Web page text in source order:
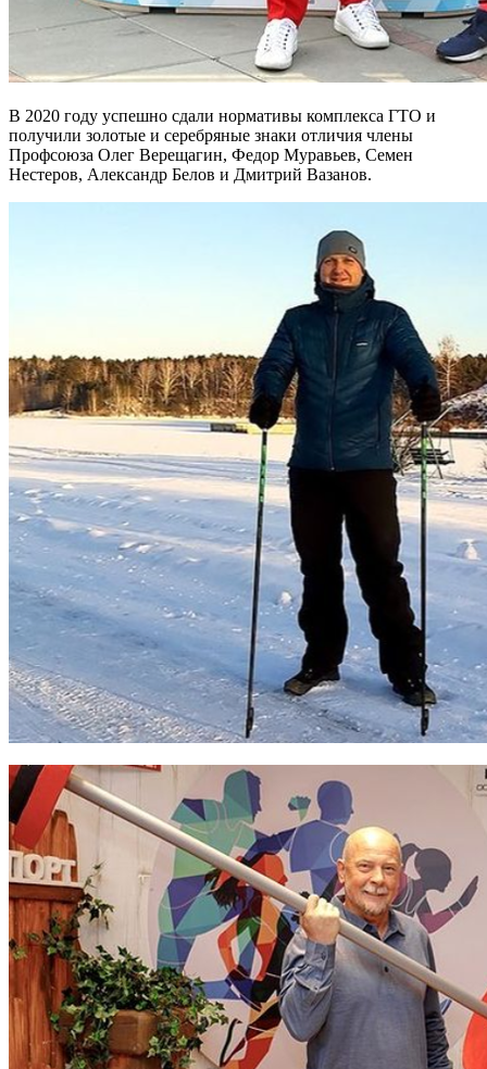
В 2020 году успешно сдали нормативы комплекса ГТО и
получили золотые и серебряные знаки отличия члены
Профсоюза Олег Верещагин, Федор Муравьев, Семен
Нестеров, Александр Белов и Дмитрий Вазанов.